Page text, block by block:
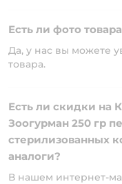
Есть ли фото
Да, у нас вы можете
товара.
Есть ли скидки на
Зоогурман 250 гр
стерилизованных
аналоги?
В нашем интернет-